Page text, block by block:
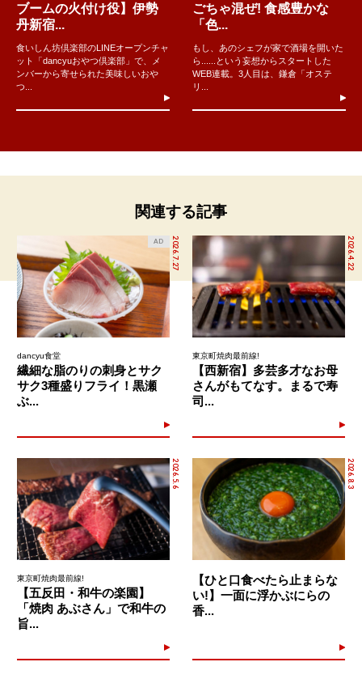
ブームの火付け役】伊勢
丹新宿...
食いしん坊倶楽部のLINEオープンチャ
ット「dancyuおやつ倶楽部」で、メ
ンバーから寄せられた美味しいおや
つ...
ごちゃ混ぜ! 食感豊かな
「色...
もし、あのシェフが家で酒場を開いた
ら......という妄想からスタートした
WEB連載。3人目は、鎌倉「オステ
リ...
関連する記事
2026.7.27
AD
dancyu食堂
繊細な脂のりの刺身とサク
サク3種盛りフライ！黒瀬
ぶ...
2026.4.22
東京町焼肉最前線!
【西新宿】多芸多才なお母
さんがもてなす。まるで寿
司...
2026.5.6
東京町焼肉最前線!
【五反田・和牛の楽園】
「焼肉 あぶさん」で和牛の
旨...
2026.8.3
【ひと口食べたら止まらな
い!】一面に浮かぶにらの
香...